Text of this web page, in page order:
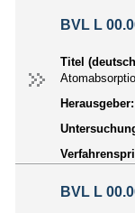
BVL L
Titel
Herausgeber:
BVL L